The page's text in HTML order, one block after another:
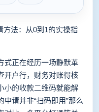
法：从0到1的实操指
正在经历一场静默革
开户行，财务对账得核
小的收款二维码就能解
请并非“扫码即用”那么